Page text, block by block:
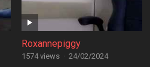
Roxannepiggy
1574 views · 24/02/2024